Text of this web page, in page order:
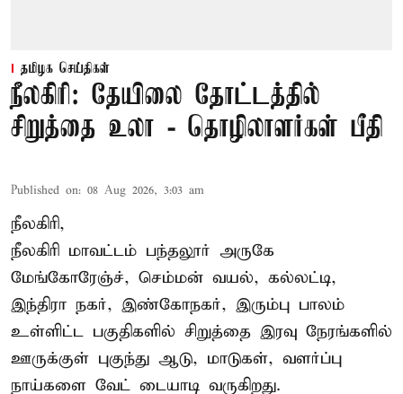
தமிழக செய்திகள்
நீலகிரி: தேயிலை தோட்டத்தில்
சிறுத்தை உலா - தொழிலாளர்கள் பீதி
Published on: 08 Aug 2026, 3:03 am
நீலகிரி,
நீலகிரி மாவட்டம் பந்தலூர் அருகே
மேங்கோரேஞ்ச், செம்மன் வயல், கல்லட்டி,
இந்திரா நகர், இண்கோநகர், இரும்பு பாலம்
உள்ளிட்ட பகுதிகளில் சிறுத்தை இரவு நேரங்களில்
ஊருக்குள் புகுந்து ஆடு, மாடுகள், வளர்ப்பு
நாய்களை வேட் டையாடி வருகிறது.